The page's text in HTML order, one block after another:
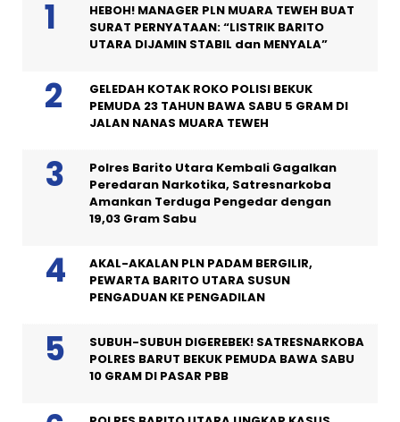
HEBOH! MANAGER PLN MUARA TEWEH BUAT
SURAT PERNYATAAN: “LISTRIK BARITO
UTARA DIJAMIN STABIL dan MENYALA”
GELEDAH KOTAK ROKO POLISI BEKUK
PEMUDA 23 TAHUN BAWA SABU 5 GRAM DI
JALAN NANAS MUARA TEWEH
Polres Barito Utara Kembali Gagalkan
Peredaran Narkotika, Satresnarkoba
Amankan Terduga Pengedar dengan
19,03 Gram Sabu
AKAL-AKALAN PLN PADAM BERGILIR,
PEWARTA BARITO UTARA SUSUN
PENGADUAN KE PENGADILAN
SUBUH-SUBUH DIGEREBEK! SATRESNARKOBA
POLRES BARUT BEKUK PEMUDA BAWA SABU
10 GRAM DI PASAR PBB